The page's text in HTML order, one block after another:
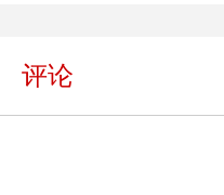
评论